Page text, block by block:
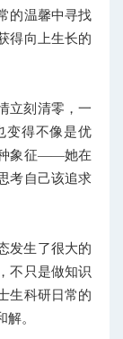
的温馨中寻找
得向上生长的
立刻清零，一
变得不像是优
种象征——她在
考自己该追求
发生了很大的
不只是做知识
生科研日常的
。